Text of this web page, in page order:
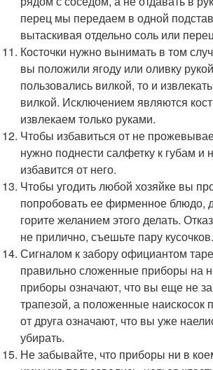
перец мы передаем в одной
вытаскивая отдельно соль или
Косточки нужно вынимать в том
вы положили ягоду или оливку
пользовались вилкой, то и
вилкой. Исключением являются
извлекаем только руками.
Чтобы избавиться от не
нужно поднести салфетку к губам и
избавится от него.
Чтобы угодить любой хозяйке вы
попробовать ее фирменное блюдо,
горите желанием этого делать.
не прилично, съешьте пару кусочков.
Сигналом к забору официантом
правильно сложенные приборы на
приборы означают, что вы еще не
трапезой, а положенные наискосок
от друга означают, что вы уже
убирать.
Не забывайте, что приборы ни в